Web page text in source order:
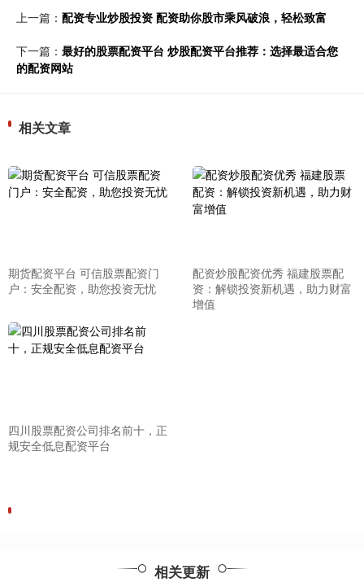
上一篇： 配资专业炒股投资 配资助你股市乘风破浪，轻松致富
下一篇： 最好的股票配资平台 炒股配资平台推荐：选择最适合您
的配资网站
相关文章
期货配资平台 可信股票配资门
户：安全配资，助您投资无忧
配资炒股配资优秀 福建股票配
资：解锁投资新机遇，助力财富
增值
四川股票配资公司排名前十，正
规安全低息配资平台
相关更新